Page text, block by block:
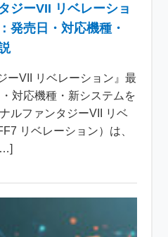
ジーVII リベレーショ
発売日・対応機種・
ーVII リベレーション』最
対応機種・新システムを
ルファンタジーVII リベ
リベレーション）は、